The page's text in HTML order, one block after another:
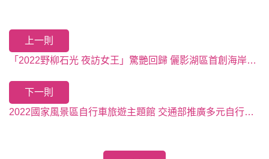
上一則
「2022野柳石光 夜訪女王」驚艷回歸 儷影湖區首創海岸水幕投影光雕秀~3月16日起開放限量購票！
下一則
2022國家風景區自行車旅遊主題館 交通部推廣多元自行車路線 現場攤位熱絡帶動自行車旅遊